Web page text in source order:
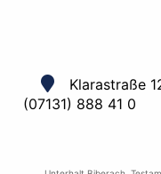
Klarastraße
(07131) 888 41 0